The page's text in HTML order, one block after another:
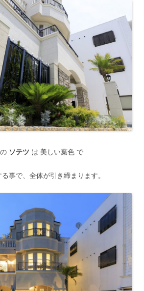
の ソテツ は 美しい葉色 で
事で、全体が引き締まります。